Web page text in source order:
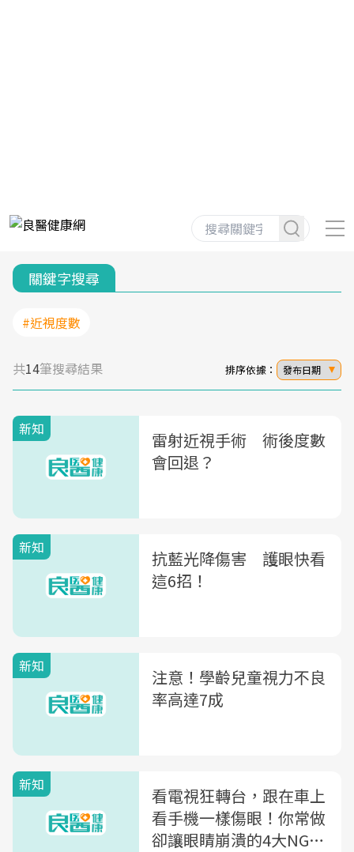
關鍵字搜尋
#近視度數
共14筆搜尋結果 排序依據： 發布日期
新知
雷射近視手術 術後度數
會回退？
新知
抗藍光降傷害 護眼快看
這6招！
新知
注意！學齡兒童視力不良
率高達7成
新知
看電視狂轉台，跟在車上
看手機一樣傷眼！你常做
卻讓眼睛崩潰的4大NG行